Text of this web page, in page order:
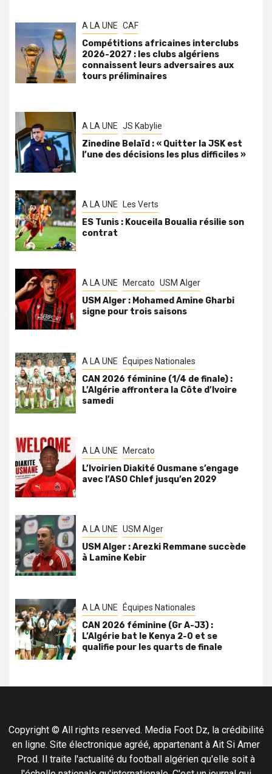
A LA UNE CAF
Compétitions africaines interclubs
2026-2027 : les clubs algériens
connaissent leurs adversaires aux
tours préliminaires
A LA UNE JS Kabylie
Zinedine Belaïd : « Quitter la JSK est
l’une des décisions les plus difficiles »
A LA UNE Les Verts
ES Tunis : Kouceila Boualia résilie son
contrat
A LA UNE Mercato USM Alger
USM Alger : Mohamed Amine Gharbi
signe pour trois saisons
A LA UNE Équipes Nationales
CAN 2026 féminine (1/4 de finale) :
L’Algérie affrontera la Côte d’Ivoire
samedi
A LA UNE Mercato
L’Ivoirien Diakité Ousmane s’engage
avec l’ASO Chlef jusqu’en 2029
A LA UNE USM Alger
USM Alger : Arezki Remmane succède
à Lamine Kebir
A LA UNE Équipes Nationales
CAN 2026 féminine (Gr A-J3) :
L’Algérie bat le Kenya 2-0 et se
qualifie pour les quarts de finale
Copyright © All rights reserved. Media Foot Dz, la crédibilité
en ligne. Site électronique agréé, appartenant à Ait Si Amer
Prod. Il traite l'actualité du football algérien qu'elle soit à